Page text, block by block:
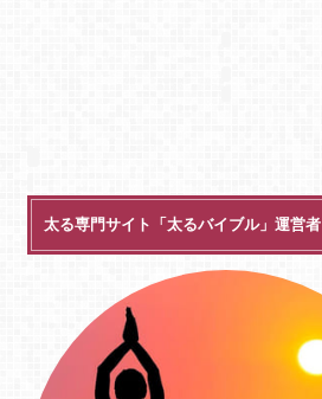
太る専門サイト「太るバイブル」運営者